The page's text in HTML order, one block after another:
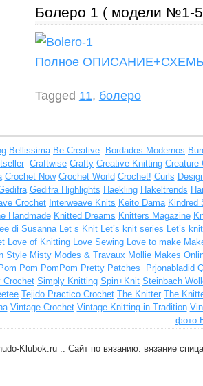
Болеро 1 ( модели №1-
Полное
Tagged 11, болеро
Bellissima Be Creative Bordados Modernos
Craftwise Crafty Creative Knitting Creature
Crochet Now Crochet World Crochet! Curls
Gedifra Highlights Haekling Hakeltrends
Crochet Interweave Knits Keito Dama Kindred
Handmade Knitted Dreams Knitters Magazine
di Susanna Let s Knit Let’s knit series Let’s
Love of Knitting Love Sewing Love to make
Style Misty Modes & Travaux Mollie Makes
Pom Pom PomPom Pretty Patches Prjonabladid
Crochet Simply Knitting Spin+Knit Steinbach
Tejido Practico Crochet The Knitter The
Vintage Crochet Vintage Knitting in Tradition
Klubok.ru :: Сайт по вязанию: вязание